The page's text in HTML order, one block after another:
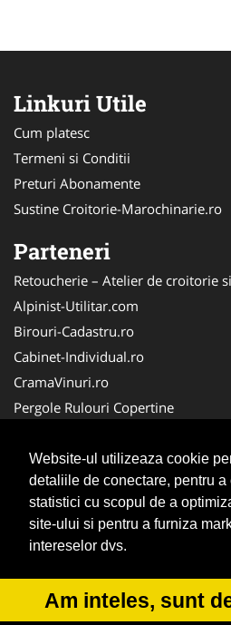
Website-ul utilizeaza cookie
detaliile de conectare, pentru a
statistici cu scopul de a
site-ului si pentru a furniza
intereselor dvs.
Am inteles, sunt
Linkuri Utile
Cum platesc
Termeni si Conditii
Preturi Abonamente
Sustine Croitorie-Marochinarie.ro
Parteneri
Retoucherie – Atelier de croitorie
Alpinist-Utilitar.com
Birouri-Cadastru.ro
Cabinet-Individual.ro
CramaVinuri.ro
Pergole Rulouri Copertine
Cardiologul.ro
CentruInchirieri.ro
Copertine-Inchideri-Terase.com
Service-Reparatii.com
© 2014-2026 Powered by